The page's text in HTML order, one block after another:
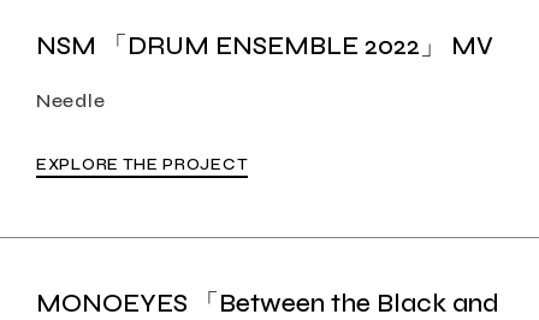
NSM 「DRUM ENSEMBLE 2022」 MV
Needle
EXPLORE THE PROJECT
MONOEYES 「Between the Black and